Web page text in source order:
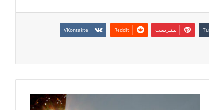
بينتيريست